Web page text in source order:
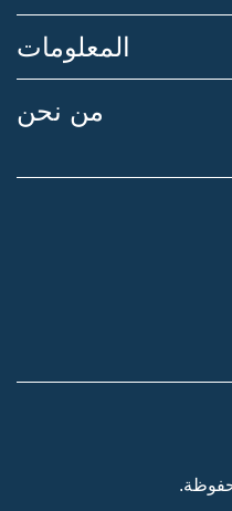
المعلومات
من نحن